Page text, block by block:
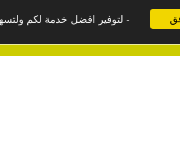
لتوفير افضل خدمة لكم